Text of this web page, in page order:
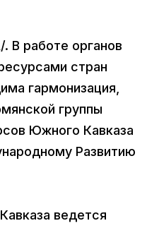
В работе органов
стран
гармонизация,
группы
Южного Кавказа
Развитию
ведется